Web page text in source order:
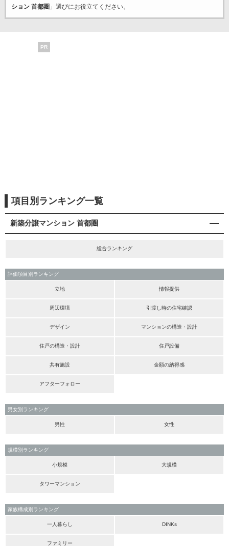
ション 首都圏 」選びにお役立てください。
PR
項目別ランキング一覧
新築分譲マンション 首都圏
総合ランキング
評価項目別ランキング
立地 情報提供
周辺環境 引渡し時の住宅確認
デザイン マンションの構造・設計
住戸の構造・設計 住戸設備
共有施設 金額の納得感
アフターフォロー
男女別ランキング
男性 女性
規模別ランキング
小規模 大規模
タワーマンション
家族構成別ランキング
一人暮らし DINKs
ファミリー